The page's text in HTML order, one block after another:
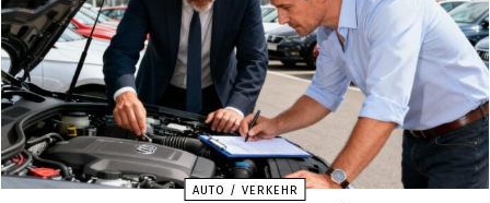
AUTO / VERKEHR